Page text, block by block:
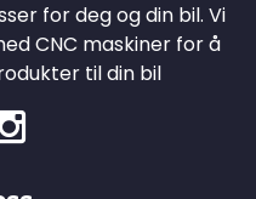
for deg og din bil. Vi
CNC maskiner for å
til din bil